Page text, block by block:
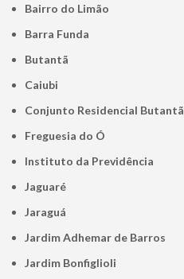
Bairro do Limão
Barra Funda
Butantã
Caiubi
Conjunto Residencial Butantã
Freguesia do Ó
Instituto da Previdência
Jaguaré
Jaraguá
Jardim Adhemar de Barros
Jardim Bonfiglioli